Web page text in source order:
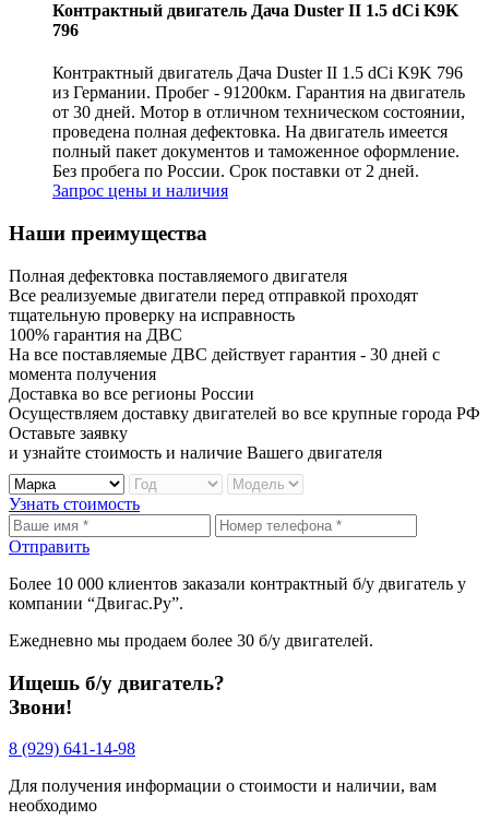
Контрактный двигатель Дача Duster II 1.5 dCi K9K
796
Контрактный двигатель Дача Duster II 1.5 dCi K9K 796
из Германии. Пробег - 91200км. Гарантия на двигатель
от 30 дней. Мотор в отличном техническом состоянии,
проведена полная дефектовка. На двигатель имеется
полный пакет документов и таможенное оформление.
Без пробега по России. Срок поставки от 2 дней.
Запрос цены и наличия
Наши преимущества
Полная дефектовка поставляемого двигателя
Все реализуемые двигатели перед отправкой проходят
тщательную проверку на исправность
100% гарантия на ДВС
На все поставляемые ДВС действует гарантия - 30 дней с
момента получения
Доставка во все регионы России
Осуществляем доставку двигателей во все крупные города РФ
Оставьте заявку
и узнайте стоимость и наличие Вашего двигателя
Узнать стоимость
Отправить
Более 10 000 клиентов заказали контрактный б/у двигатель у
компании “Двигас.Ру”.
Ежедневно мы продаем более 30 б/у двигателей.
Ищешь б/у двигатель?
Звони!
8 (929) 641-14-98
Для получения информации о стоимости и наличии, вам
необходимо